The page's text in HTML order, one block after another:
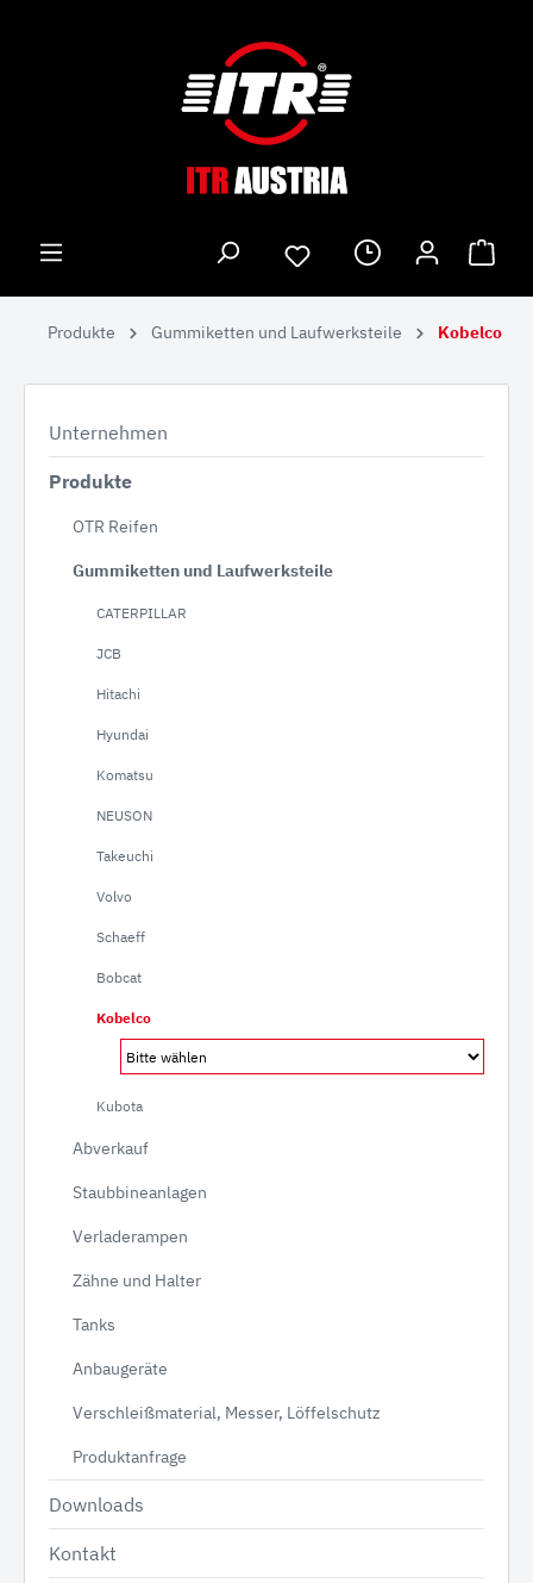
Produkte Gummiketten und Laufwerksteile Kobelco
Unternehmen
Produkte
OTR Reifen
Gummiketten und Laufwerksteile
CATERPILLAR
JCB
Hitachi
Hyundai
Komatsu
NEUSON
Takeuchi
Volvo
Schaeff
Bobcat
Kobelco
Kubota
Abverkauf
Staubbineanlagen
Verladerampen
Zähne und Halter
Tanks
Anbaugeräte
Verschleißmaterial, Messer, Löffelschutz
Produktanfrage
Downloads
Kontakt